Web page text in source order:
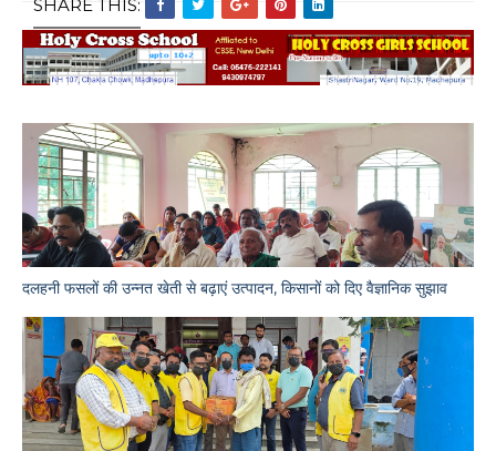
SHARE THIS:
दलहनी फसलों की उन्नत खेती से बढ़ाएं उत्पादन, किसानों को दिए वैज्ञानिक सुझाव